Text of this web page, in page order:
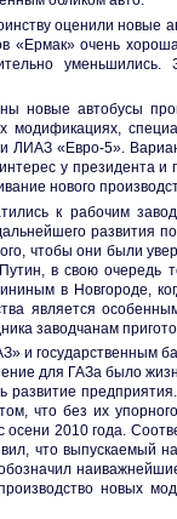
оценили
«Ермак» очень
новые автобусы
ЛИАЗ «Евро-5».
у президента
нового
к рабочим
развития
чтобы они были
в свою очередь
в Новгороде,
является
заводчанам
и государственным
для ГАЗа было
развитие
что без их
2010 года.
что выпускаемый
новых